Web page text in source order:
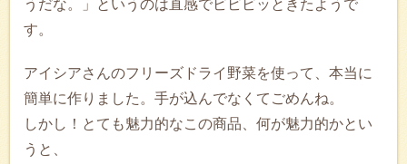
うだな。」というのは直感でビビビッときたようで
す。
アイシアさんのフリーズドライ野菜を使って、本当に
簡単に作りました。手が込んでなくてごめんね。
しかし！とても魅力的なこの商品、何が魅力的かとい
うと、